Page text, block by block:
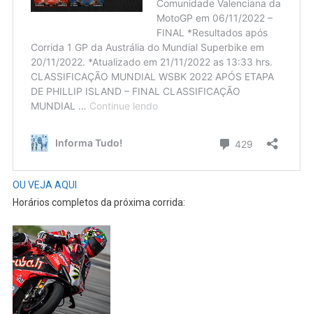
OU VEJA AQUI
Horários completos da próxima corrida: